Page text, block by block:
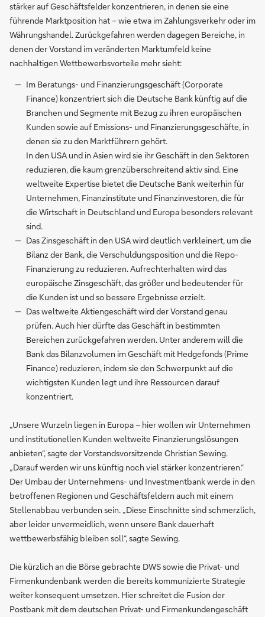
stärker auf Geschäftsfelder konzentrieren, in denen sie eine
führende Marktposition hat – wie etwa im Zahlungsverkehr oder im
Währungshandel. Zurückgefahren werden dagegen Bereiche, in
denen der Vorstand im veränderten Marktumfeld keine
nachhaltigen Wettbewerbsvorteile mehr sieht:
Im Beratungs- und Finanzierungsgeschäft (Corporate
Finance) konzentriert sich die Deutsche Bank künftig auf die
Branchen und Segmente mit Bezug zu ihren europäischen
Kunden sowie auf Emissions- und Finanzierungsgeschäfte, in
denen sie zu den Marktführern gehört.
In den USA und in Asien wird sie ihr Geschäft in den Sektoren
reduzieren, die kaum grenzüberschreitend aktiv sind. Eine
weltweite Expertise bietet die Deutsche Bank weiterhin für
Unternehmen, Finanzinstitute und Finanzinvestoren, die für
die Wirtschaft in Deutschland und Europa besonders relevant
sind.
Das Zinsgeschäft in den USA wird deutlich verkleinert, um die
Bilanz der Bank, die Verschuldungsposition und die Repo-
Finanzierung zu reduzieren. Aufrechterhalten wird das
europäische Zinsgeschäft, das größer und bedeutender für
die Kunden ist und so bessere Ergebnisse erzielt.
Das weltweite Aktiengeschäft wird der Vorstand genau
prüfen. Auch hier dürfte das Geschäft in bestimmten
Bereichen zurückgefahren werden. Unter anderem will die
Bank das Bilanzvolumen im Geschäft mit Hedgefonds (Prime
Finance) reduzieren, indem sie den Schwerpunkt auf die
wichtigsten Kunden legt und ihre Ressourcen darauf
konzentriert.
„Unsere Wurzeln liegen in Europa – hier wollen wir Unternehmen
und institutionellen Kunden weltweite Finanzierungslösungen
anbieten“, sagte der Vorstandsvorsitzende Christian Sewing.
„Darauf werden wir uns künftig noch viel stärker konzentrieren.“
Der Umbau der Unternehmens- und Investmentbank werde in den
betroffenen Regionen und Geschäftsfeldern auch mit einem
Stellenabbau verbunden sein. „Diese Einschnitte sind schmerzlich,
aber leider unvermeidlich, wenn unsere Bank dauerhaft
wettbewerbsfähig bleiben soll“, sagte Sewing.
Die kürzlich an die Börse gebrachte DWS sowie die Privat- und
Firmenkundenbank werden die bereits kommunizierte Strategie
weiter konsequent umsetzen. Hier schreitet die Fusion der
Postbank mit dem deutschen Privat- und Firmenkundengeschäft